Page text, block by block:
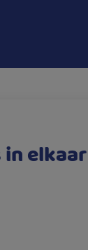
elkaar